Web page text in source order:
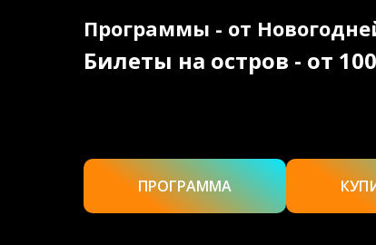
Программы - от
Билеты на остров - от
ПРОГРАММА